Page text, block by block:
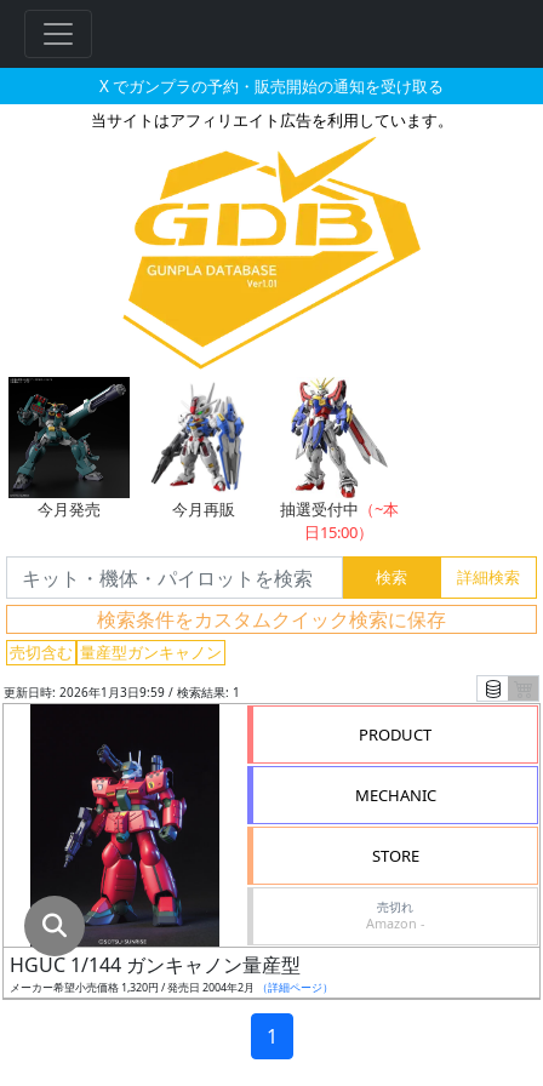
X でガンプラの予約・販売開始の通知を受け取る
当サイトはアフィリエイト広告を利用しています。
量産型ガンキャノンのガンプラ
今月発売 今月再販 抽選受付中 （~本
日15:00）
検索条件をカスタムクイック検索に保存
売切含む 量産型ガンキャノン
ー
索
グ
レ
ド
成
形
色
更新日時: 2026年1月3日9:59 / 検索結果: 1
PRODUCT
MECHANIC
STORE
売切れ
Amazon -
HGUC 1/144 ガンキャノン量産型
メーカー希望小売価格 1,320円 / 発売日 2004年2月 （詳細ページ）
1